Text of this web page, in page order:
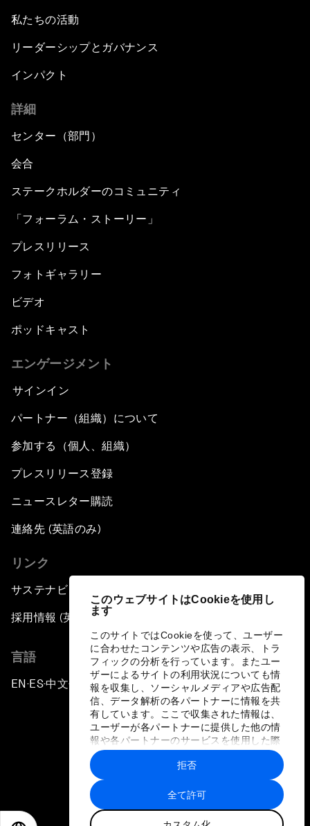
このウェブサイトはCookieを使用し
ます
このサイトではCookieを使って、ユーザー
に合わせたコンテンツや広告の表示、トラ
フィックの分析を行っています。またユー
ザーによるサイトの利用状況についても情
報を収集し、ソーシャルメディアや広告配
信、データ解析の各パートナーに情報を共
有しています。ここで収集された情報は、
ユーザーが各パートナーに提供した他の情
報や各パートナーのサービスを使用した際
に収集された情報と組み合わされ、各パー
トナーによって使用されることがありま
す。
全て許可
拒否
私たちの活動
リーダーシップとガバナンス
インパクト
詳細
センター（部門）
会合
ステークホルダーのコミュニティ
「フォーラム・ストーリー」
プレスリリース
フォトギャラリー
ビデオ
ポッドキャスト
エンゲージメント
サインイン
パートナー（組織）について
参加する（個人、組織）
プレスリリース登録
ニュースレター購読
連絡先 (英語のみ)
リンク
サステナビリティへの取り組み
採用情報 (英語のみ)
言語
EN ▪ES▪中文▪ 日本語
プライバシーポリシーと利用規約
サイトマップ